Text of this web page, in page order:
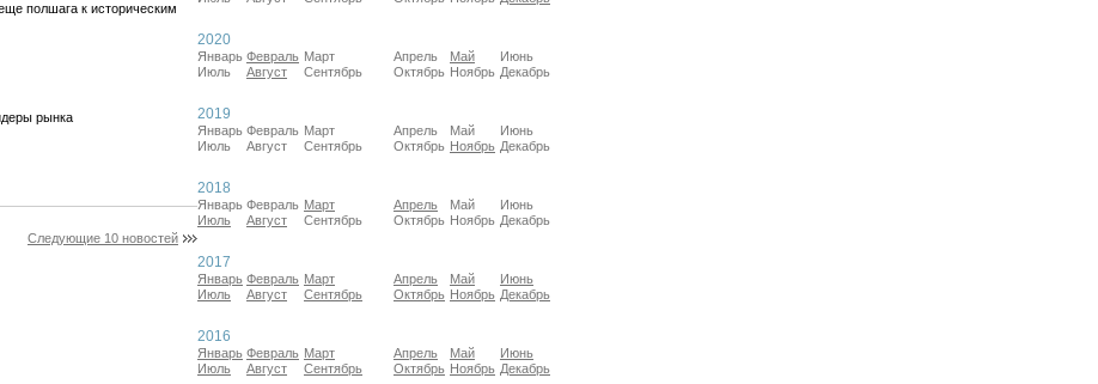
полшага к историческим
рынка
Следующие 10 новостей
2020
Январь Февраль Март Апрель Май
Июнь
Июль
Август Сентябрь Октябрь Ноябрь Декабрь
2019
Январь Февраль Март Апрель Май
Июнь
Июль
Август Сентябрь Октябрь Ноябрь Декабрь
2018
Январь Февраль Март Апрель Май
Июнь
Июль
Август Сентябрь Октябрь Ноябрь Декабрь
2017
Январь Февраль Март Апрель Май
Июнь
Июль
Август Сентябрь Октябрь Ноябрь Декабрь
2016
Январь Февраль Март Апрель Май
Июнь
Июль
Август Сентябрь Октябрь Ноябрь Декабрь